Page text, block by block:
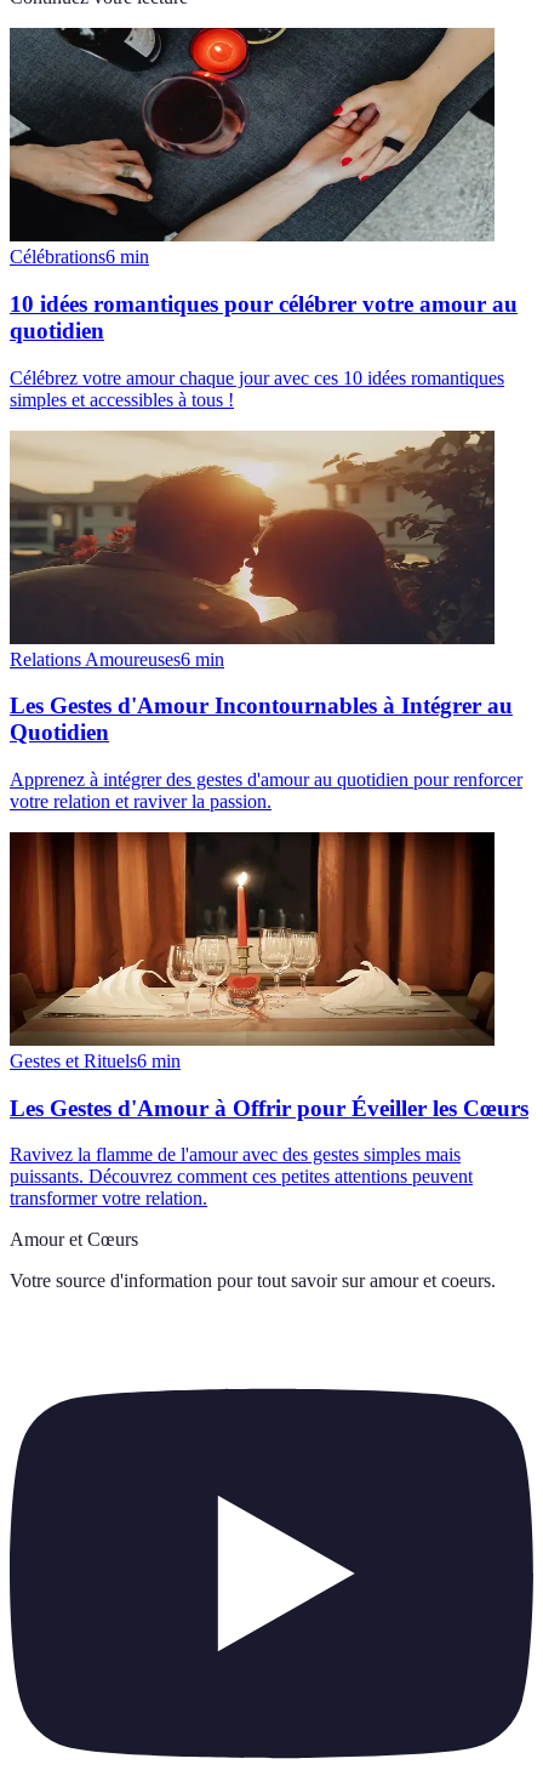
Célébrations6 min
10 idées romantiques pour célébrer votre amour au
quotidien
Célébrez votre amour chaque jour avec ces 10 idées romantiques
simples et accessibles à tous !
Relations Amoureuses6 min
Les Gestes d'Amour Incontournables à Intégrer au
Quotidien
Apprenez à intégrer des gestes d'amour au quotidien pour renforcer
votre relation et raviver la passion.
Gestes et Rituels6 min
Les Gestes d'Amour à Offrir pour Éveiller les Cœurs
Ravivez la flamme de l'amour avec des gestes simples mais
puissants. Découvrez comment ces petites attentions peuvent
transformer votre relation.
Amour et Cœurs
Votre source d'information pour tout savoir sur amour et coeurs.